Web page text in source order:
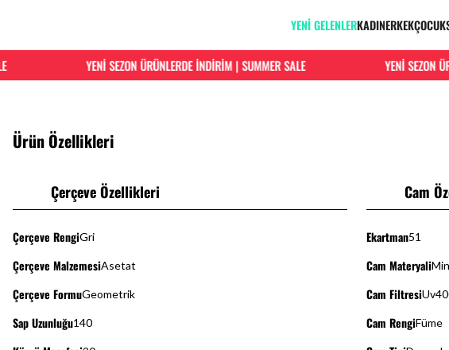
YENİ GELENLERKADINERKEKÇOCUK
YENİ SEZON ÜRÜNLERDE İNDİRİM | SUMMER SALE YENİ SEZON
Ürün Özellikleri
Çerçeve Özellikleri
Çerçeve RengiGri
Çerçeve MalzemesiAsetat
Çerçeve FormuGeometrik
Sap Uzunluğu140
Cam
Ekartman51
Cam Materyali
Cam Filtresi
Cam RengiFüme